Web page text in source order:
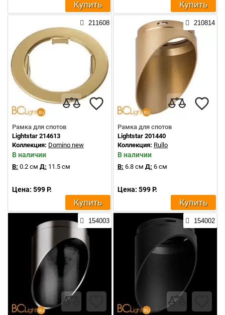
Купить Купить
211608
Рамка для спотов
Lightstar 214613
Коллекция: Domino new
В наличии
В: 0.2 см Д: 11.5 см
Цена: 599 Р.
Купить
210814
Рамка для спотов
Lightstar 201440
Коллекция: Rullo
В наличии
В: 6.8 см Д: 6 см
Цена: 599 Р.
Купить
154003 154002